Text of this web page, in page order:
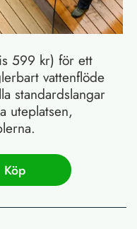
599 kr) för ett
vattenflöde
standardslangar
uteplatsen,
Köp